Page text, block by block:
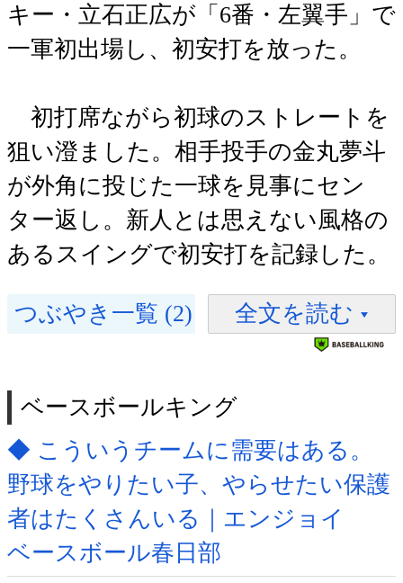
キー・立石正広が「6番・左翼手」で
一軍初出場し、初安打を放った。
初打席ながら初球のストレートを
狙い澄ました。相手投手の金丸夢斗
が外角に投じた一球を見事にセン
ター返し。新人とは思えない風格の
あるスイングで初安打を記録した。
つぶやき一覧 (2) 全文を読む
ベースボールキング
◆ こういうチームに需要はある。
野球をやりたい子、やらせたい保護
者はたくさんいる｜エンジョイ
ベースボール春日部